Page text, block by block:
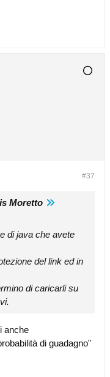
#37
Moretto
di java che avete
del link ed in
di caricarli su
anche
di guadagno"